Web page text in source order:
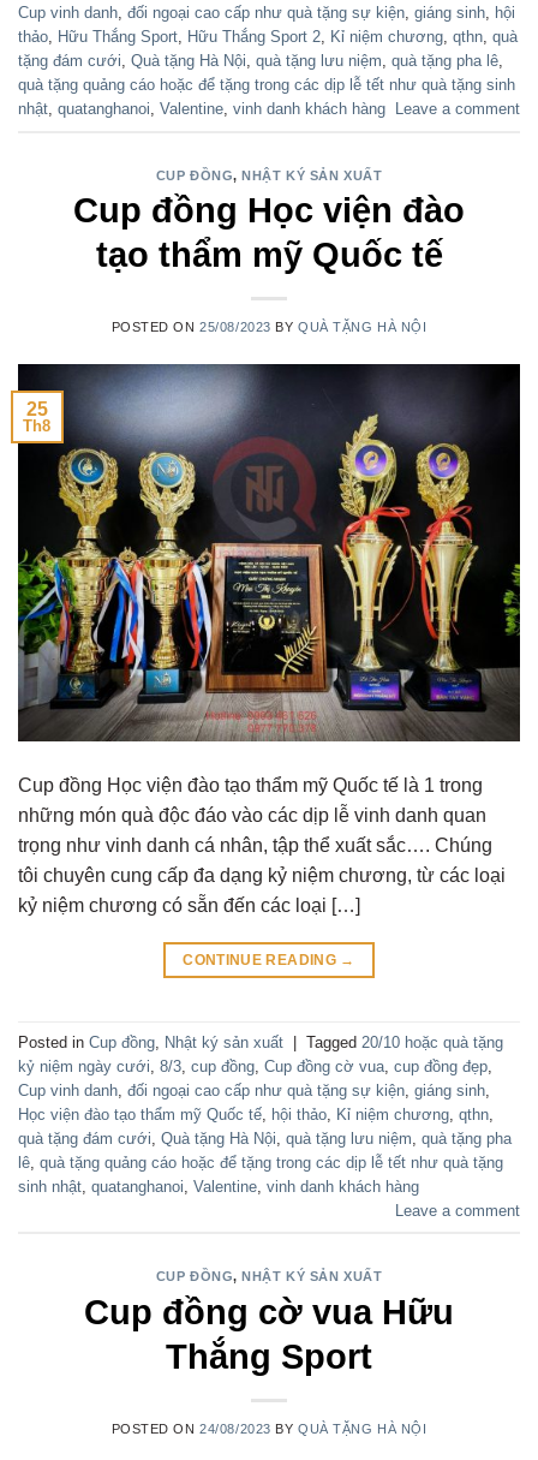
Cup vinh danh, đối ngoại cao cấp như quà tặng sự kiện, giáng sinh, hội
thảo, Hữu Thắng Sport, Hữu Thắng Sport 2, Kỉ niệm chương, qthn, quà
tặng đám cưới, Quà tặng Hà Nội, quà tặng lưu niệm, quà tặng pha lê,
quà tặng quảng cáo hoặc để tặng trong các dịp lễ tết như quà tặng sinh
nhật, quatanghanoi, Valentine, vinh danh khách hàng Leave a comment
CUP ĐỒNG,NHẬT KÝ SẢN XUẤT
Cup đồng Học viện đào
tạo thẩm mỹ Quốc tế
POSTED ON25/08/2023 BYQUÀ TẶNG HÀ NỘI
25
Th8
Cup đồng Học viện đào tạo thẩm mỹ Quốc tế là 1 trong
những món quà độc đáo vào các dịp lễ vinh danh quan
trọng như vinh danh cá nhân, tập thể xuất sắc…. Chúng
tôi chuyên cung cấp đa dạng kỷ niệm chương, từ các loại
kỷ niệm chương có sẵn đến các loại […]
CONTINUE READING →
Posted in Cup đồng Nhật ký sản xuất | Tagged 20/10 hoặc quà tặng
kỷ niệm ngày cưới 8/3 cup đồng Cup đồng cờ vua cup đồng đẹp
Cup vinh danh đối ngoại cao cấp như quà tặng sự kiện giáng sinh
Học viện đào tạo thẩm mỹ Quốc tế hội thảo Kỉ niệm chương qthn
quà tặng đám cưới Quà tặng Hà Nội quà tặng lưu niệm quà tặng pha
lê quà tặng quảng cáo hoặc để tặng trong các dịp lễ tết như quà tặng
sinh nhật quatanghanoi Valentine vinh danh khách hàng
Leave a comment
CUP ĐỒNG, NHẬT KÝ SẢN XUẤT
Cup đồng cờ vua Hữu
Thắng Sport
POSTED ON24/08/2023 BYQUÀ TẶNG HÀ NỘI